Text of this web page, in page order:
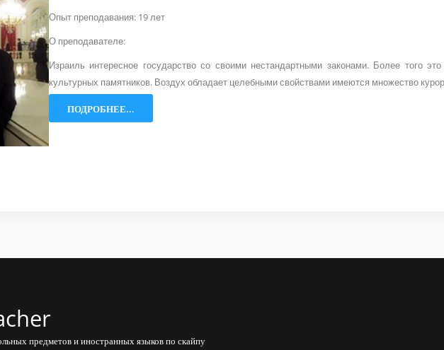
Опыт преподавания: 19 лет
О преподавателе:
Израиль интересное государство со своими нестандартными законами. Более того
культурных памятников. Воздух обладает целебными свойствами имеются множество
ПОДРОБНЕЕ...
предметов и иностранных языков по скайпу